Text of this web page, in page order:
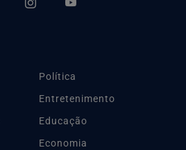
Política
Entretenimento
Educação
Economia